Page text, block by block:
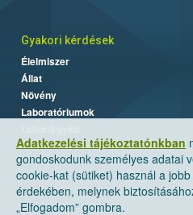
Adatkezelési tájékoztatónkban
gondoskodunk személyes adatai
cookie-kat (sütiket) használ a
érdekében, melynek
„Elfogadom” gombra.
Gyakori kérdések
Élelmiszer
Állat
Növény
Laboratóriumok